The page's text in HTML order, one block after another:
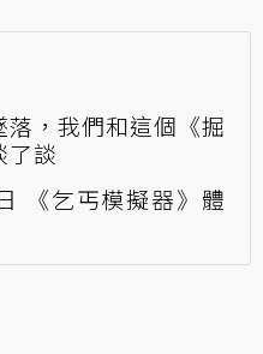
，我們和這個《掘
了談
《乞丐模擬器》體